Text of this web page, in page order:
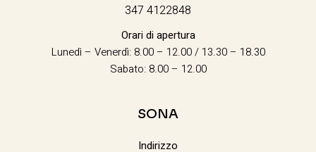
347 4122848
Orari di apertura
Lunedì – Venerdì: 8.00 – 12.00 / 13.30 – 18.30
Sabato: 8.00 – 12.00
SONA
Indirizzo